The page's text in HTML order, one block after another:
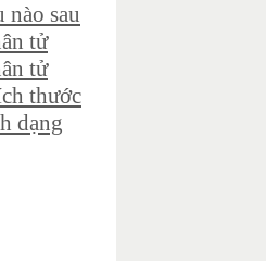
nào sau
tử
tử
thước
dạng